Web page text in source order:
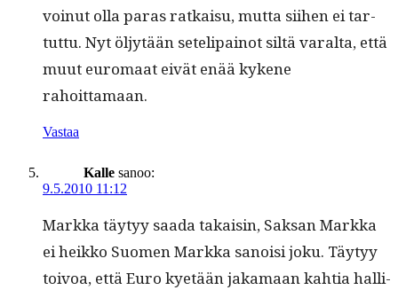
voin­ut olla paras ratkaisu, mut­ta siihen ei tar­
tut­tu. Nyt öljytään setelipain­ot siltä var­al­ta, että
muut euro­maat eivät enää kykene
rahoittamaan.
Vastaa
Kalle sanoo:
9.5.2010 11:12
Mark­ka täy­tyy saa­da takaisin, Sak­san Mark­ka
ei heikko Suomen Mark­ka sanoisi joku. Täy­tyy
toivoa, että Euro kyetään jaka­maan kah­tia hal­li­